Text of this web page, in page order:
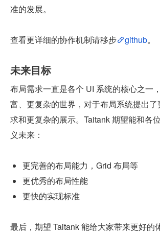
准的发展。
查看更详细的协作机制请移步 github。
未来目标
布局需求一直是各个 UI 系统的核心之一
富、更复杂的世界，对于布局系统提出
求和更复杂的展示。Taitank 期望能和各
义未来：
更完善的布局能力，Grid 布局等
更优秀的布局性能
更快的实现标准
最后，期望 Taitank 能给大家带来更好的